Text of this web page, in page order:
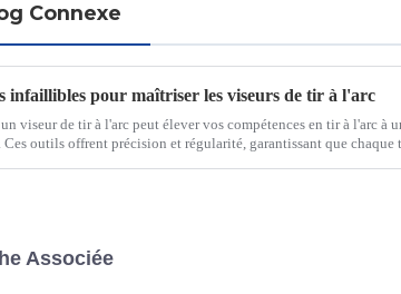
Connexe
infaillibles pour maîtriser les viseurs de tir à l'arc
viseur de tir à l'arc peut élever vos compétences en tir à l'arc à
Ces outils offrent précision et régularité, garantissant que chaque
Associée